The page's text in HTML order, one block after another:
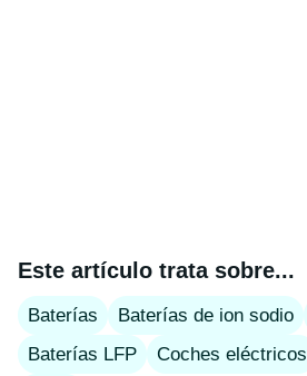
Este artículo trata sobre...
Baterías Baterías de ion sodio
Baterías LFP
Coches eléctricos